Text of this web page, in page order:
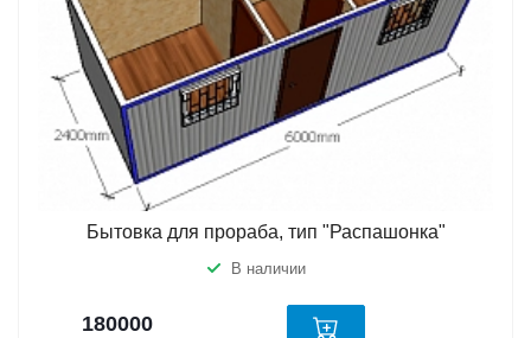
Бытовка для прораба, тип "Распашонка"
В наличии
180000